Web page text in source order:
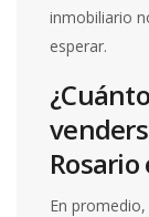
inmobiliario
esperar.
Rosario
En